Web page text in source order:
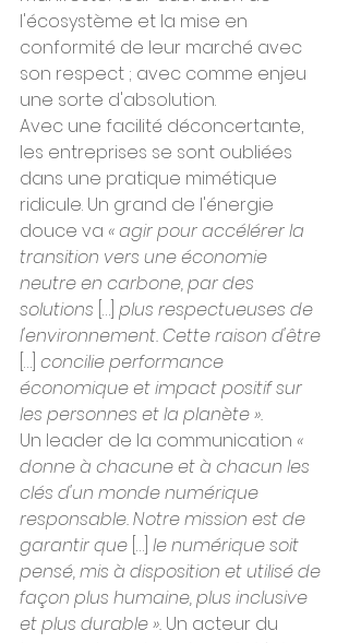
l'écosystème et la mise en
conformité de leur marché avec
son respect ; avec comme enjeu
une sorte d'absolution.
Avec une facilité déconcertante,
les entreprises se sont oubliées
dans une pratique mimétique
ridicule. Un grand de l'énergie
douce va « agir pour accélérer la
transition vers une économie
neutre en carbone, par des
solutions […] plus respectueuses de
l'environnement. Cette raison d'être
[…] concilie performance
économique et impact positif sur
les personnes et la planète ».
Un leader de la communication «
donne à chacune et à chacun les
clés d'un monde numérique
responsable. Notre mission est de
garantir que […] le numérique soit
pensé, mis à disposition et utilisé de
façon plus humaine, plus inclusive
et plus durable ». Un acteur du